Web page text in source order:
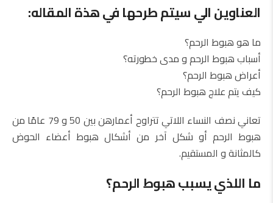
العناوين الي سيتم طرحها في هذة المقاله:
ما هو هبوط الرحم؟
أسباب هبوط الرحم و مدى خطورته؟
أعراض هبوط الرحم؟
كيف يتم علاج هبوط الرحم؟
تعاني نصف النساء اللاتي تتراوح أعمارهن بين 50 و 79 عامًا من
هبوط الرحم أو شكل آخر من أشكال هبوط أعضاء الحوض
كالمثانة و المستقيم.
ما اللذي يسبب هبوط الرحم؟